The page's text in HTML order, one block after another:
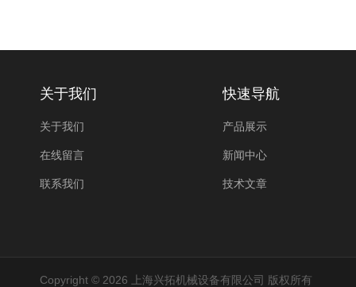
关于我们
关于我们
在线留言
联系我们
快速导航
产品展示
新闻中心
技术文章
Copyright © 2026 上海兴拓机械设备有限公司 版权所有